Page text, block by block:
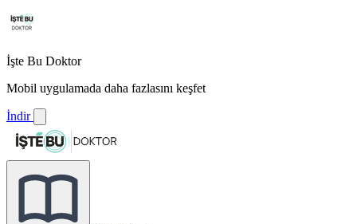
İşte Bu Doktor
Mobil uygulamada daha fazlasını keşfet
İndir